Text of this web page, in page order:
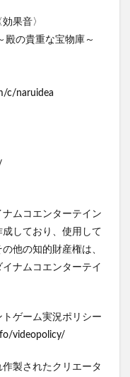
果音〉
の貴重な宝物庫～
c/naruidea
ムコエンターテイン
しており、使用して
他の知的財産権は、
ナムコエンターテイ
トゲーム実況ポリシー
videopolicy/
製されたクリエータ